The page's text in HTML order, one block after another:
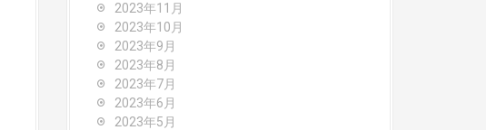
2023年11月
2023年10月
2023年9月
2023年8月
2023年7月
2023年6月
2023年5月